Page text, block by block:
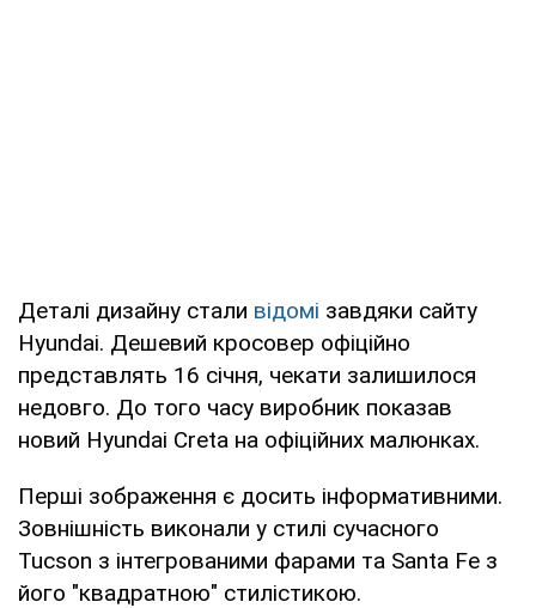
Деталі дизайну стали відомі завдяки сайту
Hyundai. Дешевий кросовер офіційно
представлять 16 січня, чекати залишилося
недовго. До того часу виробник показав
новий Hyundai Creta на офіційних малюнках.
Перші зображення є досить інформативними.
Зовнішність виконали у стилі сучасного
Tucson з інтегрованими фарами та Santa Fe з
його "квадратною" стилістикою.